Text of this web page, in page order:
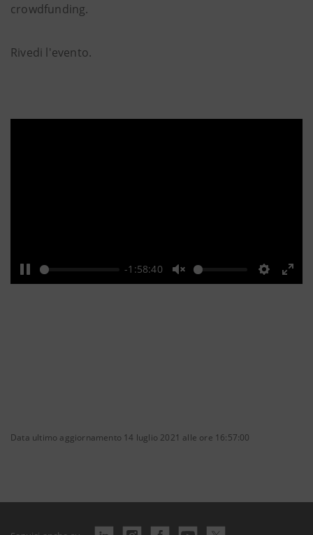
crowdfunding.
Rivedi l'evento.
Pause
-1:58:40
Unmute Settings
Data ultimo aggiornamento 14 luglio 2021 alle ore 16:57:00